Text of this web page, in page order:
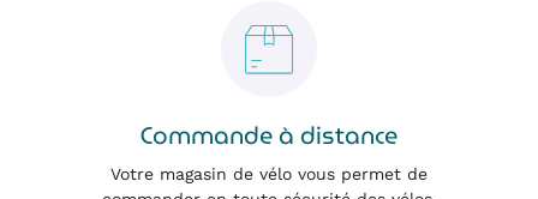
Commande à distance
Votre magasin de vélo vous permet de